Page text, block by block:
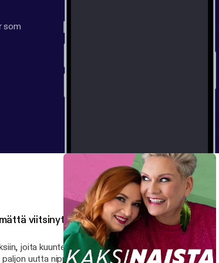
som
viitsinyt kysyä näitä joltain podcast-
joita kuuntelijat lähettivät Instagramin kautta!
uutta nippelitietoa, jota ei välttämättä oltaisi